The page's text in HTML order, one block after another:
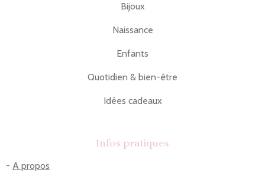
Bijoux
Naissance
Enfants
Quotidien & bien-être
Idées cadeaux
Infos pratiques
- A propos